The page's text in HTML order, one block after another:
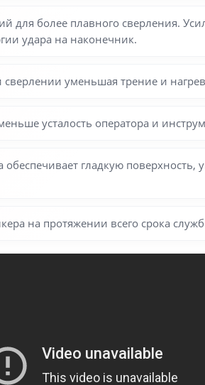
для более плавного сверления.
удара на наконечник.
уменьшая трение и
усталость оператора и
гладкую
на протяжении всего срока